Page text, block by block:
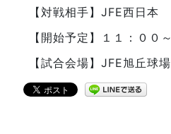
【対戦相手】JFE西日本
【開始予定】１１：００～
【試合会場】JFE旭丘球場